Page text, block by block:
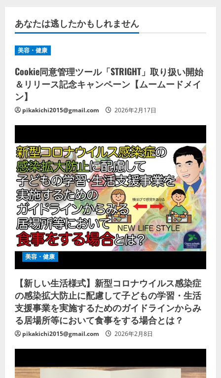
あなたは逃したかもしれません
美容・健康
Cookie同意管理ツール「STRIGHT」取り扱い開始
＆リリース記念キャンペーン【ムームードメイ
ン】
pikakichi2015@gmail.com 2026年2月17日
美容・健康
【新しい生活様式】新型コロナウイルス感染症
の感染拡大防止に配慮して子どもの学習・生活
支援事業を実施するためのガイドラインからみ
る居場所等において食事をする場合とは？
pikakichi2015@gmail.com 2026年2月8日